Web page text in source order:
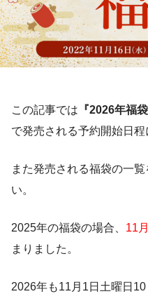
この記事では 『2026年福
で発売される予約開始日程
また発売される福袋の一
い。
2025年の福袋の場合、 11
まりました。
2026年も11月1日土曜日